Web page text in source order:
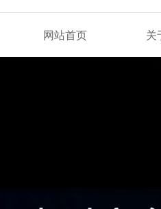
网站首页 关